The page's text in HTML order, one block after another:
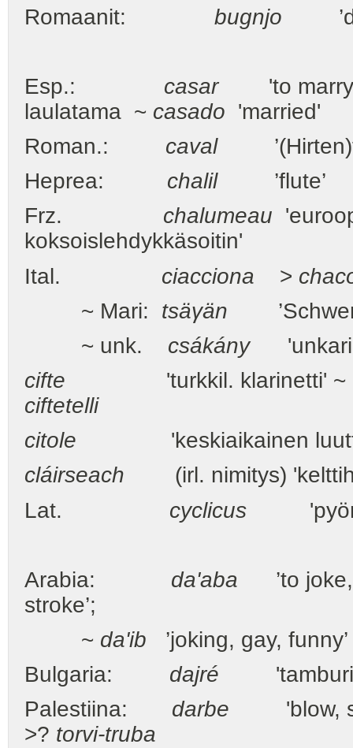
Romaanit: bugnjo
Esp.: casar'to marry,
laulatama ~ casado 'married'
Roman.: caval
Heprea: chalil’flute’
Frz. chalumeau
koksoislehdykkäsoitin'
Ital. ciacciona >
~ Mari: tsäγän
~ unk. csákány'unkaril.
cifte 'turkkil. klarinetti' ~
ciftetelli
citole 'keskiaikainen
cláirseach (irl. nimitys)
Lat. cyclicus
Arabia: da'aba ’to joke,
stroke’;
~ da'ib ’joking, gay, funny’
Bulgaria: dajré
Palestiina: darbe 'blow,
>? torvi-truba